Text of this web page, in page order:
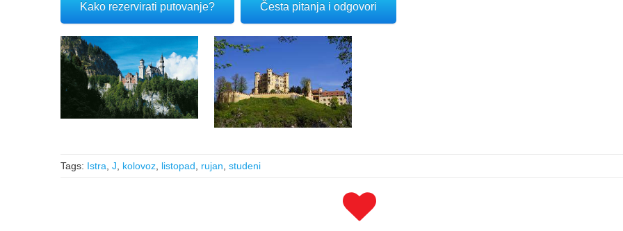
Kako rezervirati putovanje? Česta pitanja i odgovori
Tags: Istra J kolovoz listopad rujan studeni